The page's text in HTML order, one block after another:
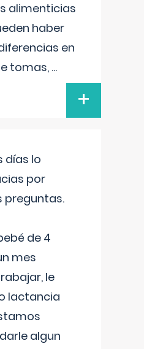
alimenticias
haber
en
tomas, ...
+
días lo
por
preguntas.
de 4
mes
le
lactancia
algun